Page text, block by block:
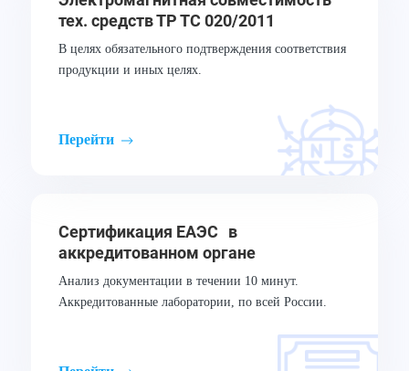
тех. средств ТР ТС 020/2011
В целях обязательного подтверждения соответствия
продукции и иных целях.
Перейти
Сертификация ЕАЭС в
аккредитованном органе
Анализ документации в течении 10 минут.
Аккредитованные лаборатории, по всей России.